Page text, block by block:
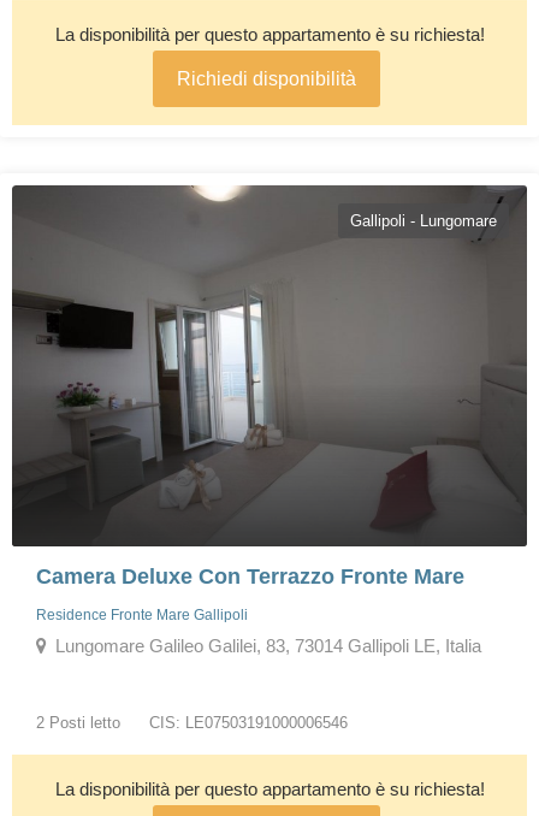
La disponibilità per questo appartamento è su richiesta!
Richiedi disponibilità
Gallipoli - Lungomare
Camera Deluxe Con Terrazzo Fronte Mare
Residence Fronte Mare Gallipoli
Lungomare Galileo Galilei, 83, 73014 Gallipoli LE, Italia
2 Posti letto CIS: LE07503191000006546
La disponibilità per questo appartamento è su richiesta!